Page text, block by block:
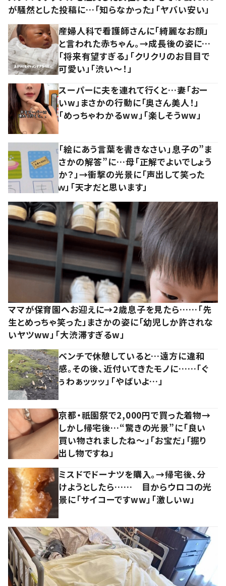
が騒然とした投稿に…「知らなかった」「ヤバい安い」
産婦人科で看護師さんに「綺麗なお顔」
と言われた赤ちゃん。→成長後の姿に…
「将来有望すぎる」「クリクリのお目目で
可愛い」「渋い～！」
スーパーに夫を連れて行くと…妻「おー
いw」まさかの行動に「奥さん美人！」
「めっちゃわかるww」「楽しそうww」
「絵にあう言葉を書きなさい」息子の”ま
さかの解答”に…母「正解でよいでしょう
か？」→衝撃の光景に「声出して笑った
ｗ」「天才だと思います」
ママが保育園へお迎えに→2歳息子を見たら……「先
生とめっちゃ笑った」まさかの姿に「幼児しか許されな
いヤツww」「大渋滞すぎるw」
ベンチで休憩していると…遠方に違和
感。その後、近付いてきたモノに……「ぐ
ぅわぁッッッ」「やばいよ…」
京都・祇園祭で2,000円で買った着物→
しかし帰宅後…“驚きの光景”に「良い
買い物されましたね～」「お宝だ」「掘り
出し物ですね」
ミスドでドーナツを購入。→帰宅後、分
けようとしたら…… 目からウロコの光
景に「サイコーですww」「激しいw」